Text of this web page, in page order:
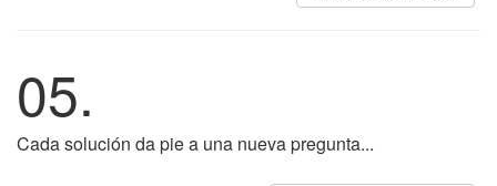
05.
Cada solución da pie a una nueva pregunta...